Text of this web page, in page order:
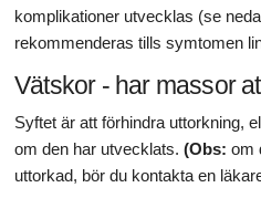
komplikationer utvecklas (se
rekommenderas tills symtomen
Vätskor - har massor
Syftet är att förhindra uttorkning,
om den har utvecklats. (Obs: om
uttorkad, bör du kontakta en